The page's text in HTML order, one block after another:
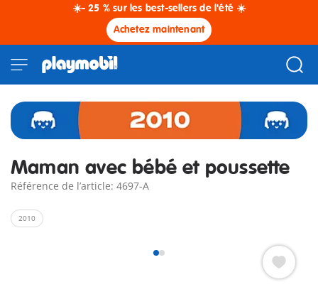
☀️- 25 % sur les best-sellers de l'été ☀️
Achetez maintenant
Maman avec bébé et poussette
Référence de l’article: 4697-A
2010